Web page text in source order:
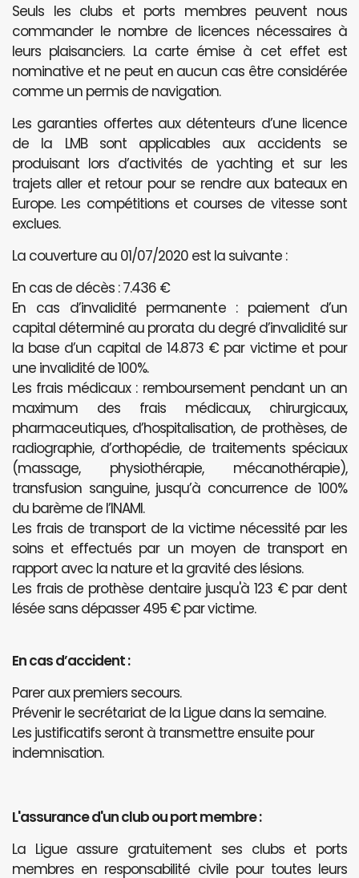
Seuls les clubs et ports membres peuvent nous
commander le nombre de licences nécessaires à
leurs plaisanciers. La carte émise à cet effet est
nominative et ne peut en aucun cas être considérée
comme un permis de navigation.
Les garanties offertes aux détenteurs d’une licence
de la LMB sont applicables aux accidents se
produisant lors d’activités de yachting et sur les
trajets aller et retour pour se rendre aux bateaux en
Europe. Les compétitions et courses de vitesse sont
exclues.
La couverture au 01/07/2020 est la suivante :
En cas de décès : 7.436 €
En cas d’invalidité permanente : paiement d’un
capital déterminé au prorata du degré d’invalidité sur
la base d’un capital de 14.873 € par victime et pour
une invalidité de 100%.
Les frais médicaux : remboursement pendant un an
maximum des frais médicaux, chirurgicaux,
pharmaceutiques, d’hospitalisation, de prothèses, de
radiographie, d’orthopédie, de traitements spéciaux
(massage, physiothérapie, mécanothérapie),
transfusion sanguine, jusqu’à concurrence de 100%
du barème de l’INAMI.
Les frais de transport de la victime nécessité par les
soins et effectués par un moyen de transport en
rapport avec la nature et la gravité des lésions.
Les frais de prothèse dentaire jusqu'à 123 € par dent
lésée sans dépasser 495 € par victime.
En cas d’accident :
Parer aux premiers secours.
Prévenir le secrétariat de la Ligue dans la semaine.
Les justificatifs seront à transmettre ensuite pour
indemnisation.
L'assurance d'un club ou port membre :
La Ligue assure gratuitement ses clubs et ports
membres en responsabilité civile pour toutes leurs